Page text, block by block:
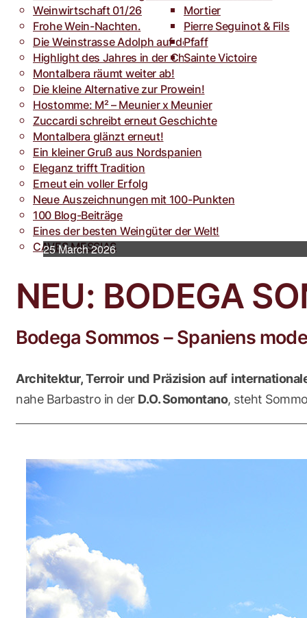
Weinwirtschaft 01/26
Frohe Wein-Nachten.
Die Weinstrasse Adolph auf der weinFACH
Highlight des Jahres in der Champagne.
Montalbera räumt weiter ab!
Die kleine Alternative zur Prowein!
Hostomme: M² – Meunier x Meunier
Zuccardi schreibt erneut Geschichte
Montalbera glänzt erneut!
Ein kleiner Gruß aus Nordspanien
Eleganz trifft Tradition
Erneut ein voller Erfolg
Neue Auszeichnungen mit 100-Punkten
100 Blog-Beiträge
Eines der besten Weingüter der Welt!
CAVES MESSIAS
Toro
Rocca dei Forti
Villa Armellina
Mortier
Pierre Seguinot & Fils
Pfaff
Sainte Victoire
25 March 2026
NEU: BODEGA
Bodega Sommos – Spaniens
Architektur, Terroir und Präzision auf
nahe Barbastro in der D.O. Somontano, steht